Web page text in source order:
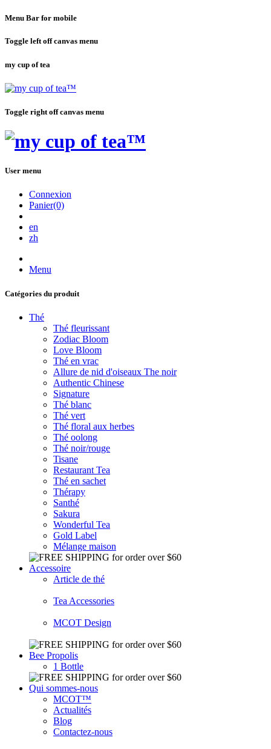
Menu Bar for mobile
Toggle left off canvas menu
my cup of tea
Toggle right off canvas menu
User menu
Connexion
Panier(0)
en
zh
Menu
Catégories du produit
Thé
Thé fleurissant
Zodiac Bloom
Love Bloom
Thé en vrac
Allure de nid d'oiseaux The noir
Authentic Chinese
Signature
Thé blanc
Thé vert
Thé floral aux herbes
Thé oolong
Thé noir/rouge
Tisane
Restaurant Tea
Thé en sachet
Thérapy
Santhé
Sakura
Wonderful Tea
Gold Label
Mélange maison
Accessoire
Article de thé
Tea Accessories
MCOT Design
Bee Propolis
1 Bottle
Qui sommes-nous
MCOT™
Actualités
Blog
Contactez-nous